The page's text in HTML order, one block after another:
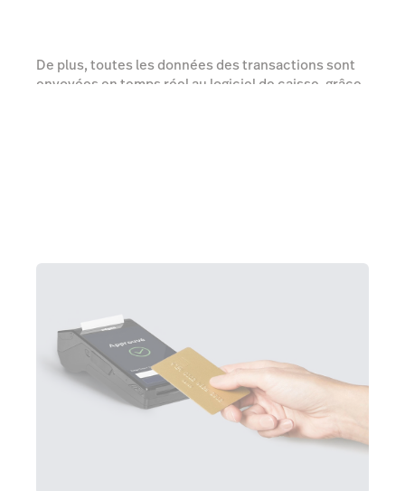
De plus, toutes les données des transactions sont
envoyées en temps réel au logiciel de caisse, grâce